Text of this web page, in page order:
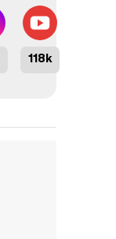
118k